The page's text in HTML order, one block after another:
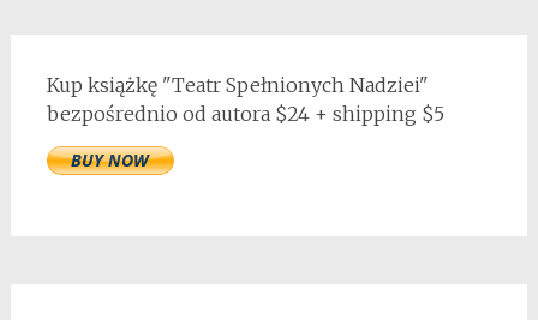
Kup książkę "Teatr Spełnionych Nadziei"
bezpośrednio od autora $24 + shipping $5